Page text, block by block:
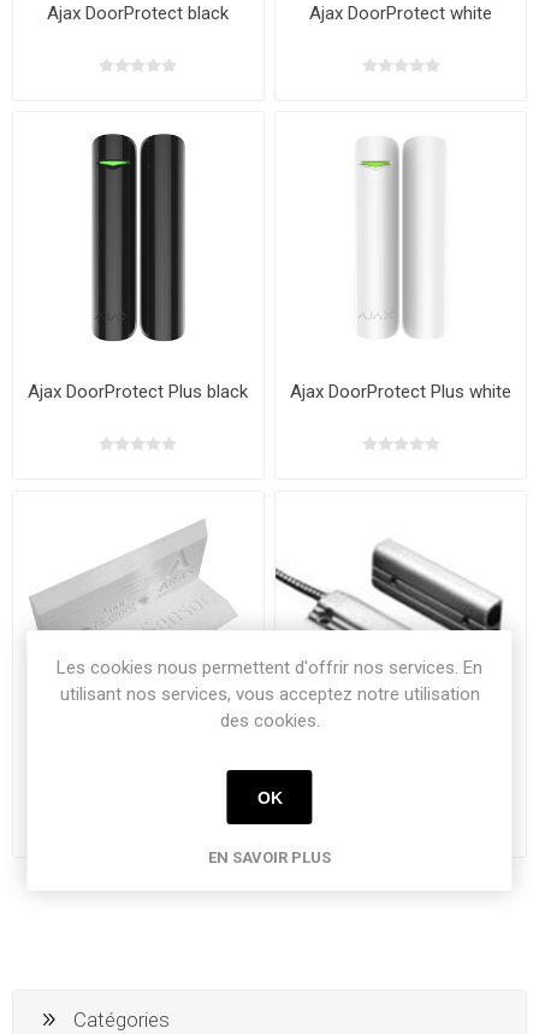
Ajax DoorProtect black Ajax DoorProtect white
Ajax DoorProtect Plus black Ajax DoorProtect Plus white
Aftekenmal voor aj-door en
Catégories
Les cookies nous permettent d'offrir nos services. En
utilisant nos services, vous acceptez notre utilisation
des cookies.
OK
EN SAVOIR PLUS